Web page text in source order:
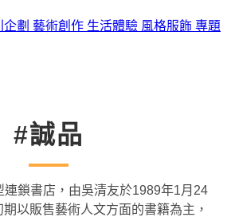
劃 藝術創作 生活體驗 風格服飾 專題
#誠品
連鎖書店，由吳清友於1989年1月24
以販售藝術人文方面的書籍為主，